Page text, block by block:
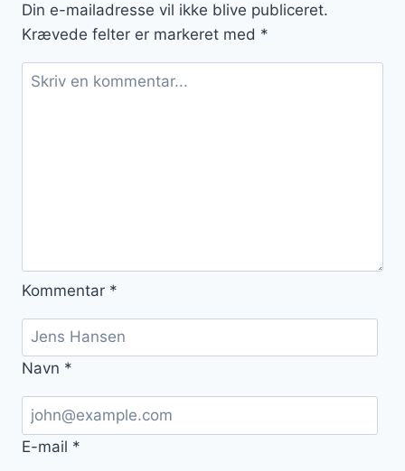
Din e-mailadresse vil ikke blive publiceret.
Krævede felter er markeret med *
Kommentar *
Navn *
E-mail *